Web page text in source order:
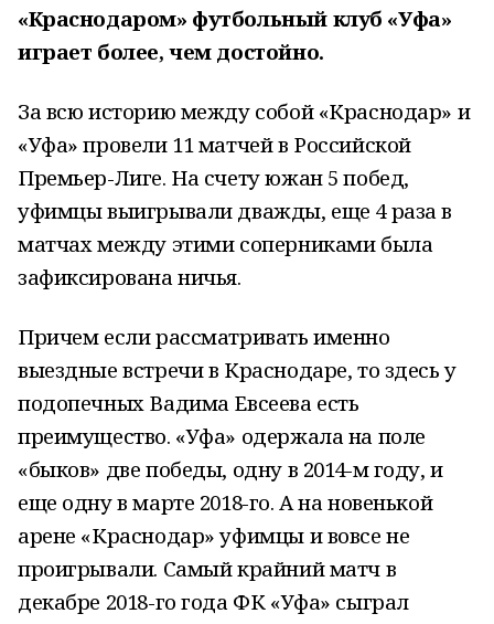
«Краснодаром» футбольный клуб «Уфа»
играет более, чем достойно.
За всю историю между собой «Краснодар» и
«Уфа» провели 11 матчей в Российской
Премьер-Лиге. На счету южан 5 побед,
уфимцы выигрывали дважды, еще 4 раза в
матчах между этими соперниками была
зафиксирована ничья.
Причем если рассматривать именно
выездные встречи в Краснодаре, то здесь у
подопечных Вадима Евсеева есть
преимущество. «Уфа» одержала на поле
«быков» две победы, одну в 2014-м году, и
еще одну в марте 2018-го. А на новенькой
арене «Краснодар» уфимцы и вовсе не
проигрывали. Самый крайний матч в
декабре 2018-го года ФК «Уфа» сыграл